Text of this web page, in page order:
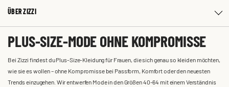
ÜBER ZIZZI
PLUS-SIZE-MODE OHNE KOMPROMISSE
Bei Zizzi findest du Plus-Size-Kleidung für Frauen, die sich genau so kleiden möchten,
wie sie es wollen – ohne Kompromisse bei Passform, Komfort oder den neuesten
Trends einzugehen. Wir entwerfen Mode in den Größen 40-64 mit einem Verständnis